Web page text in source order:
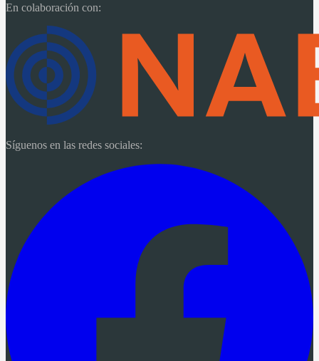
En colaboración con:
Síguenos en las redes sociales: